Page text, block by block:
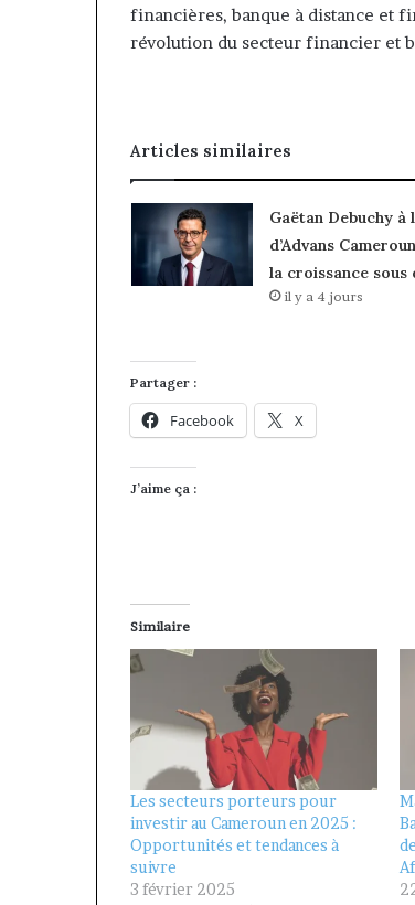
financières, banque à distance et
révolution du secteur financier et
Articles similaires
Gaëtan Debuchy à
d’Advans
la croissance sous
il y a 4 jours
Partager :
Facebook X
J’aime ça :
Similaire
Les secteurs porteurs pour
investir au Cameroun en 2025 :
Opportunités et tendances à
suivre
3 février 2025